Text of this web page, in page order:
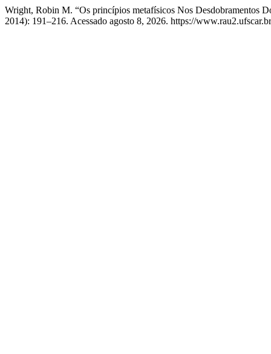
Wright, Robin M. “Os princípios metafísicos Nos Desdobramentos
2014): 191–216. Acessado agosto 8, 2026. https://